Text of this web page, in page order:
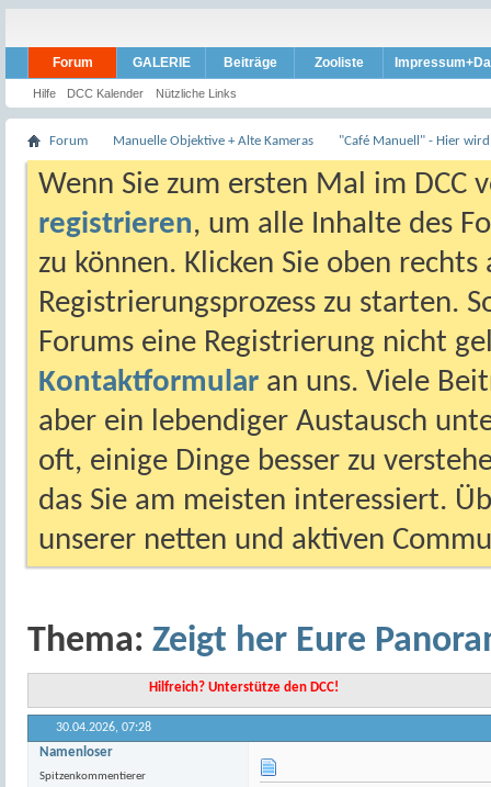
Forum
Hilfe DCC Kalender Nützliche Links
GALERIE Beiträge Zooliste
Forum Manuelle Objektive + Alte Kameras "Café Manuell" - Hier
Wenn Sie zum ersten Mal im DCC
registrieren, um alle Inhalte des
zu können. Klicken Sie oben
Registrierungsprozess zu starten.
Forums eine Registrierung nicht
Kontaktformular an uns. Viele
aber ein lebendiger Austausch
oft, einige Dinge besser zu
das Sie am meisten interessiert.
unserer netten und aktiven
Thema: Zeigt her Eure
Hilfreich? Unterstütze den DCC!
30.04.2026, 07:28
Namenloser
Spitzenkommentierer